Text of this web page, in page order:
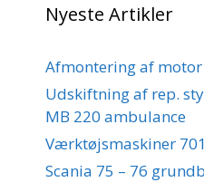
Nyeste Artikler
Afmontering af motor
Udskiftning af rep.
MB 220 ambulance
Værktøjsmaskiner
Scania 75 – 76